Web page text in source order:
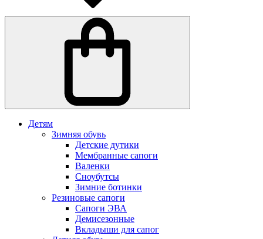
Детям
Зимняя обувь
Детские дутики
Мембранные сапоги
Валенки
Сноубутсы
Зимние ботинки
Резиновые сапоги
Сапоги ЭВА
Демисезонные
Вкладыши для сапог